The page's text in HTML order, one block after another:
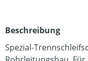
Beschreibung
Spezial-